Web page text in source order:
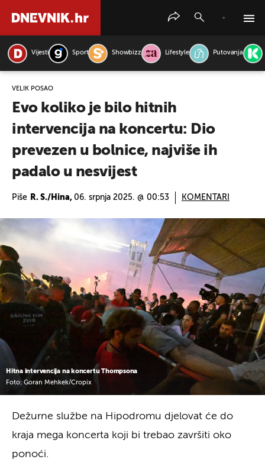
Vijesti Sport Showbizz Lifestyle Putovanja
VELIK POSAO
Evo koliko je bilo hitnih
intervencija na koncertu: Dio
prevezen u bolnice, najviše ih
padalo u nesvijest
Piše R. S./Hina, 06. srpnja 2025. @ 00:53 KOMENTARI
Hitna intervencija na koncertu Thompsona
Foto: Goran Mehkek/Cropix
Dežurne službe na Hipodromu djelovat će do
kraja mega koncerta koji bi trebao završiti oko
ponoći.
PRETRAŽITE VIJESTI